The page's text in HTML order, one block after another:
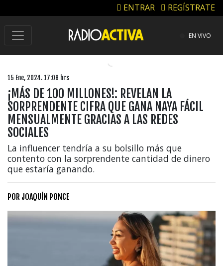
ENTRAR REGÍSTRATE
EN VIVO
15 Ene, 2024. 17:08 hrs
¡MÁS DE 100 MILLONES!: REVELAN LA
SORPRENDENTE CIFRA QUE GANA NAYA FÁCIL
MENSUALMENTE GRACIAS A LAS REDES
SOCIALES
La influencer tendría a su bolsillo más que
contento con la sorprendente cantidad de dinero
que estaría ganando.
POR JOAQUÍN PONCE